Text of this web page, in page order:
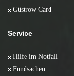
Güstrow Card
Service
Hilfe im Notfall
Fundsachen